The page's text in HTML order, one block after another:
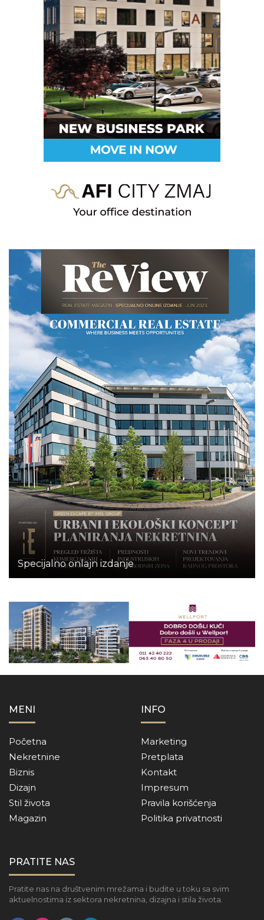
Specijalno onlajn izdanje
MENI
Početna
Nekretnine
Biznis
Dizajn
Stil života
Magazin
INFO
Marketing
Pretplata
Kontakt
Impresum
Pravila korišćenja
Politika privatnosti
PRATITE NAS
Pratite nas na društvenim mrežama i budite u toku sa svim
aktuelnostima iz sektora nekretnina, dizajna i stila života.